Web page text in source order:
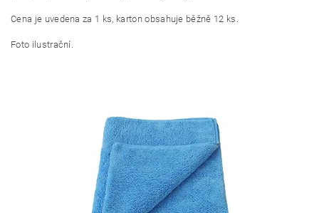
Cena je uvedena za 1 ks, karton obsahuje běžně 12 ks.
Foto ilustrační.